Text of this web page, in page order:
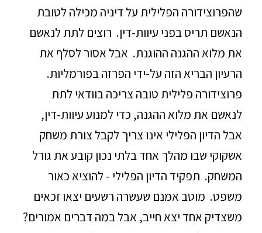
שהפרוצידורה הפלילית על דיניה מכילה לטובת
הנאשם תריס בפני עיוות-דין. רוצים לתת לנאשם
את מלוא ההגנה ההוגנת. אבל אסור לסלף את
הרעיון הבריא הזה על-ידי הפרזה בפורמליות.
פרוצידורה פלילית טובה צריכה בוודאי לתת
לנאשם את מלוא ההגנה, כדי למנוע עיוות-דין,
אבל הדיון הפלילי אינו צריך לקבל צורת משחק
אשקוקי שבו מהלך אחד בלתי נכון קובע את גורל
המשחק. תפקיד הדיון הפלילי - להוציא כאור
משפט. מוטב אמנם שעשרה רשעים יצאו זכאים
משצדיק אחד יצא חייב, אבל במה דברים אמורים?